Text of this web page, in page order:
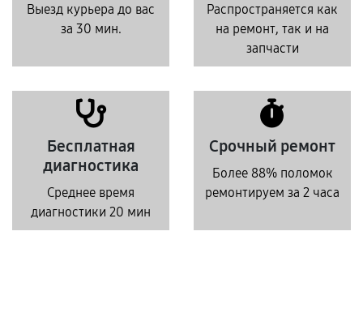
Выезд курьера до вас
за 30 мин.
Распространяется как
на ремонт, так и на
запчасти
Бесплатная
диагностика
Среднее время
диагностики 20 мин
Срочный ремонт
Более 88% поломок
ремонтируем за 2 часа